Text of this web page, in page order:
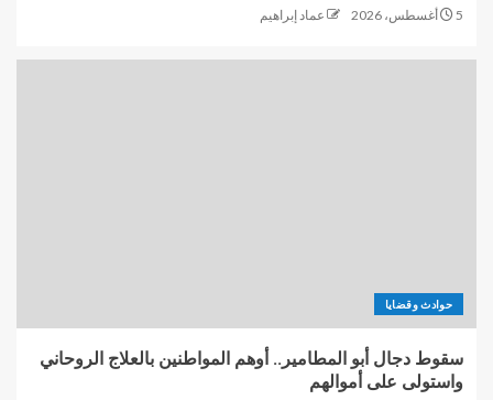
5 أغسطس، 2026 عماد إبراهيم
حوادث وقضايا
سقوط دجال أبو المطامير.. أوهم المواطنين بالعلاج الروحاني
واستولى على أموالهم